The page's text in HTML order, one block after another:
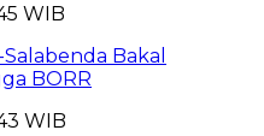
WIB
Bakal
BORR
WIB